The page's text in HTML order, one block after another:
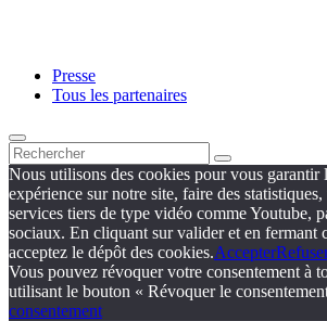
Presse
Tous les partenaires
Nous utilisons des cookies pour vous garantir
expérience sur notre site, faire des
services tiers de type vidéo comme Youtube,
sociaux. En cliquant sur valider et en fermant
acceptez le dépôt des cookies.Accepter
Vous pouvez révoquer votre consentement à
utilisant le bouton « Révoquer le
consentement